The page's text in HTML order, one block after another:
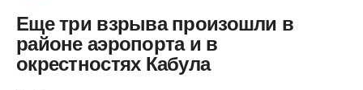
Еще три взрыва произошли в
районе аэропорта и в
окрестностях Кабула